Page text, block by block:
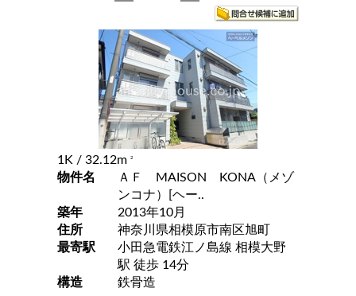
1K / 32.12m 2
物件名
ＡＦ MAISON KONA（メゾ
ンコナ）[ヘー..
築年
2013年10月
住所
神奈川県相模原市南区旭町
最寄駅
小田急電鉄江ノ島線 相模大野
駅 徒歩 14分
構造
鉄骨造